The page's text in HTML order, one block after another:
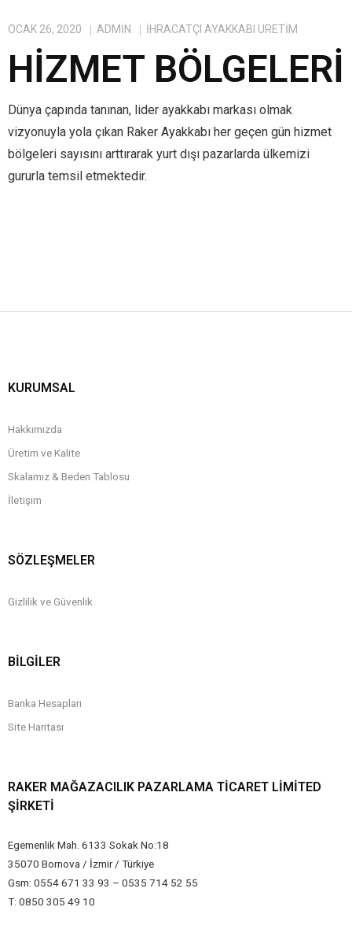
OCAK 26, 2020 ADMIN IHRACATÇI AYAKKABI ÜRETIM
HIZMET BÖLGELERI
Dünya çapında tanınan, lider ayakkabı markası olmak
vizyonuyla yola çıkan Raker Ayakkabı her geçen gün hizmet
bölgeleri sayısını arttırarak yurt dışı pazarlarda ülkemizi
gururla temsil etmektedir.
KURUMSAL
Hakkımızda
Üretim ve Kalite
Skalamız & Beden Tablosu
İletişim
SÖZLEŞMELER
Gizlilik ve Güvenlik
BİLGİLER
Banka Hesapları
Site Haritası
RAKER MAĞAZACILIK PAZARLAMA TICARET LIMITED
ŞIRKETI
Egemenlik Mah. 6133 Sokak No:18
35070 Bornova / İzmir / Türkiye
Gsm: 0554 671 33 93 – 0535 714 52 55
T: 0850 305 49 10